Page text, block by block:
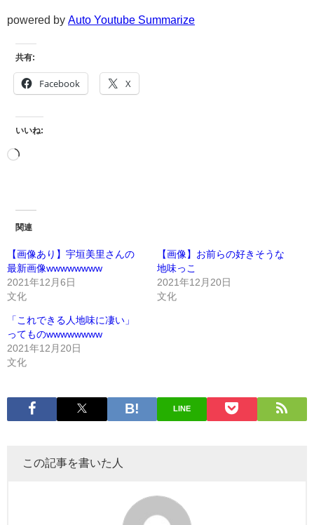
powered by Auto Youtube Summarize
共有:
Facebook X
いいね:
関連
【画像あり】宇垣美里さんの
最新画像wwwwwwww
2021年12月6日
文化
【画像】お前らの好きそうな
地味っこ
2021年12月20日
文化
「これできる人地味に凄い」
ってものwwwwwwww
2021年12月20日
文化
LINE
この記事を書いた人